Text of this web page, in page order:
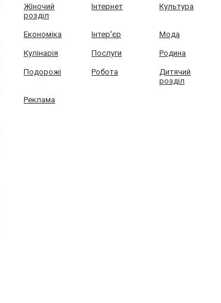
Жіночий
розділ
Інтернет Культура
Економіка Інтер'єр Мода
Кулінарія Послуги Родина
Подорожі Робота
Дитячий
розділ
Реклама